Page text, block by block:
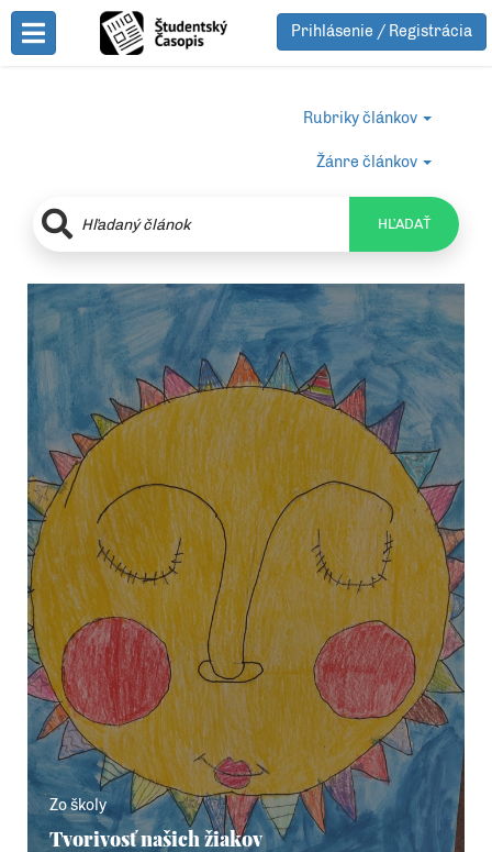
Toggle Menu
Prihlásenie / Registrácia
Rubriky článkov
Žánre článkov
HĽADAŤ
Zo školy
Tvorivosť našich žiakov